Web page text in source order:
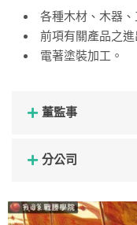
各種木材、木器
前項有關產品之進
電著塗裝加工。
董監事
分公司